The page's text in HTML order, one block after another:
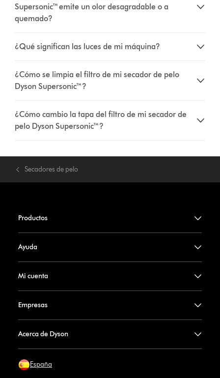
Supersonic™ emite un olor desagradable o a
quemado?
¿Qué significan las luces de mi máquina?
¿Cómo se limpia el filtro de mi secador de pelo
Dyson Supersonic™?
¿Cómo cambio la tapa del filtro de mi secador de
pelo Dyson Supersonic™?
Secadores de pelo
Productos
Ayuda
Mi cuenta
Empresas
Acerca de Dyson
España